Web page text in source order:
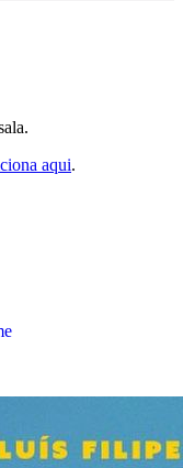
aqui.